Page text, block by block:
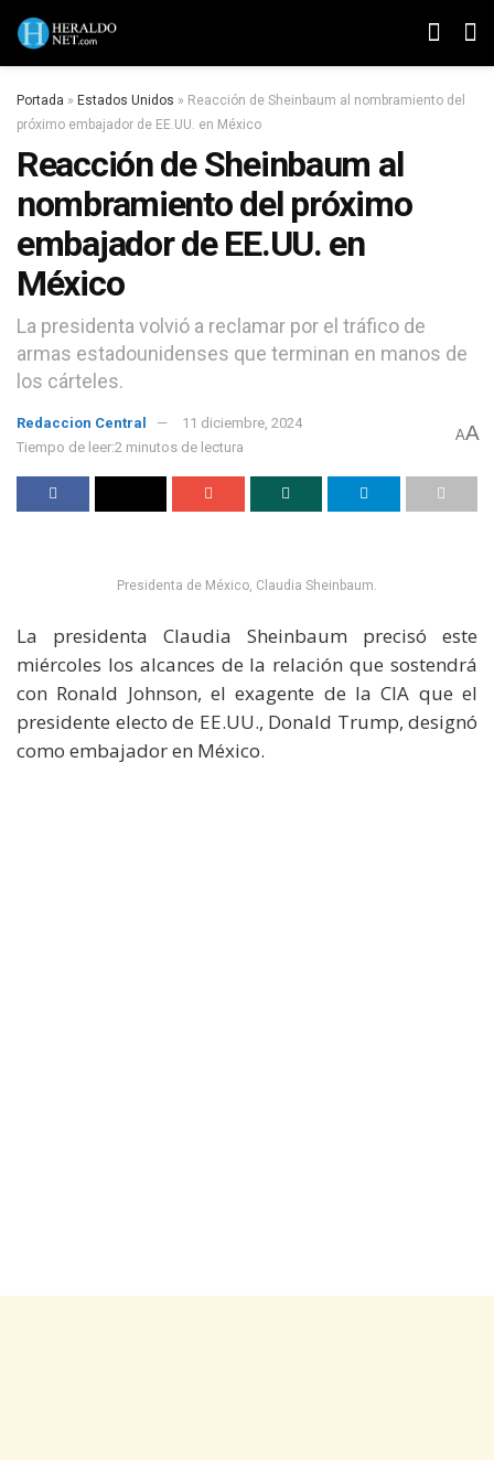
Portada » Estados Unidos » Reacción de Sheinbaum al nombramiento del
próximo embajador de EE.UU. en México
Reacción de Sheinbaum al
nombramiento del próximo
embajador de EE.UU. en
México
La presidenta volvió a reclamar por el tráfico de
armas estadounidenses que terminan en manos de
los cárteles.
Redaccion Central
11 diciembre, 2024
Tiempo de leer:2 minutos de lectura
AA
Presidenta de México, Claudia Sheinbaum.
La presidenta Claudia Sheinbaum precisó este
miércoles los alcances de la relación que sostendrá
con Ronald Johnson, el exagente de la CIA que el
presidente electo de EE.UU., Donald Trump, designó
como embajador en México.